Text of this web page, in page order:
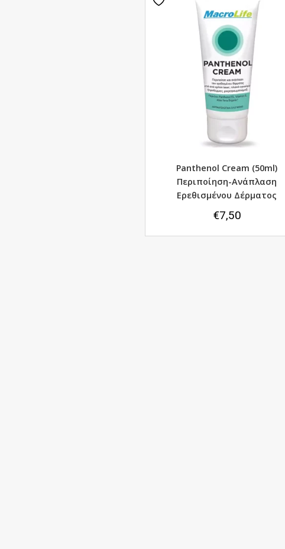
Panthenol Cream (50ml)
Περιποίηση-Ανάπλαση
Ερεθισμένου Δέρματος
€7,50